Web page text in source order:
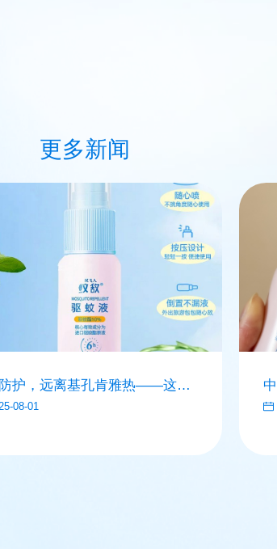
更多新闻
护，远离基孔肯雅热——这份
南请收好
08-01